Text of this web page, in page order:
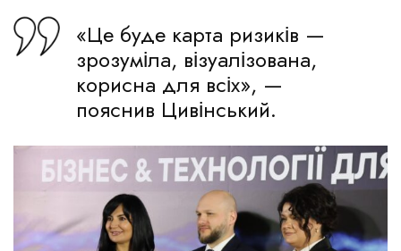
«Це буде карта ризиків —
зрозуміла, візуалізована,
корисна для всіх», —
пояснив Цивінський.